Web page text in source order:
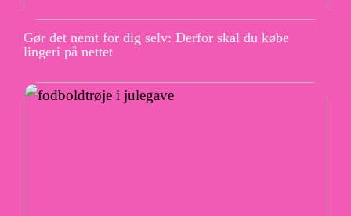
Gør det nemt for dig selv: Derfor skal du købe
lingeri på nettet